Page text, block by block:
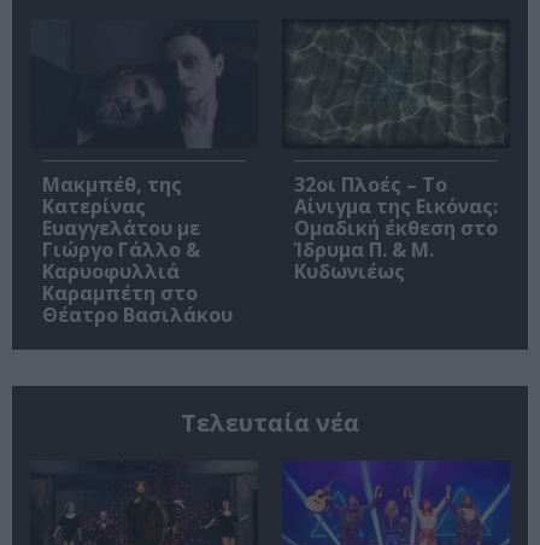
Μακμπέθ, της
Κατερίνας
Ευαγγελάτου με
Γιώργο Γάλλο &
Καρυοφυλλιά
Καραμπέτη στο
Θέατρο Βασιλάκου
32οι Πλοές – Το
Αίνιγμα της Εικόνας:
Ομαδική έκθεση στο
Ίδρυμα Π. & Μ.
Κυδωνιέως
Τελευταία νέα